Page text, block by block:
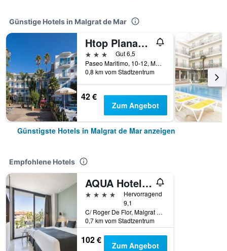
Günstige Hotels in Malgrat de Mar
Htop Planamar
3 Sterne
Gut 6,5
Paseo Maritimo, 10-12, Malgrat de Mar, Katalonien, Spanien
0,8 km vom Stadtzentrum
42 €
Zum Angebot
Günstigste Hotels in Malgrat de Mar anzeigen
Empfohlene Hotels
AQUA Hotel Silhouette & Spa - Adults Only
4 Sterne
Hervorragend
9,1
C/ Roger De Flor, Malgrat de Mar, Katalonien, Spanien
0,7 km vom Stadtzentrum
102 € Zum Angebot